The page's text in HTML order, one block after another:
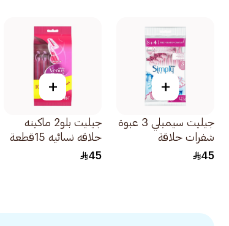
+
جيليت سيمبلي 3 عبوة
شفرات حلاقة
للاستخدام مرة واحدة
45
+
جيليت بلو2 ماكينه
حلاقه نسائيه 15قطعة
45